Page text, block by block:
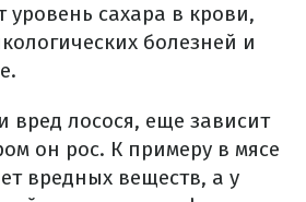
уровень сахара в крови,
болезней и
вред лосося, еще зависит
он рос. К примеру в мясе
вредных веществ, а у